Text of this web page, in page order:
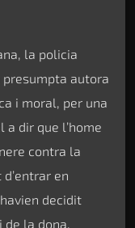
la policia
autora
i moral, per una
a dir que l’home
contra la
en
decidit
la dona.